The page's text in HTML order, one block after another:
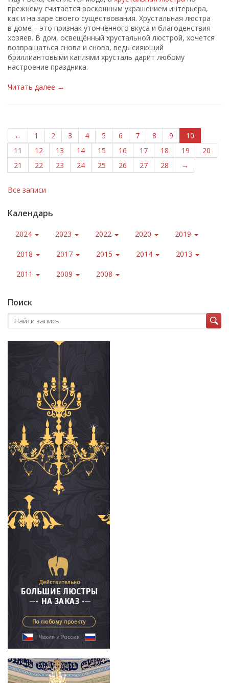
прежнему считается роскошным украшением интерьера,
как и на заре своего существования. Хрустальная люстра
в доме – это признак утончённого вкуса и благоденствия
хозяев. В дом, освещённый хрустальной люстрой, хочется
возвращаться снова и снова, ведь сияющий
бриллиантовыми каплями хрусталь дарит любому
настроение праздника.
Читать далее →
← 1 2 3 4 5 6 7 8 9
10
11
12 13 14 15 16 17 18 19
20
21
22 23 24 25 26 27 28 →
Все записи
Календарь
2024 2023 2022 2020 2019
2018 2017 2015 2014 2013
2011 2009 2008
Поиск